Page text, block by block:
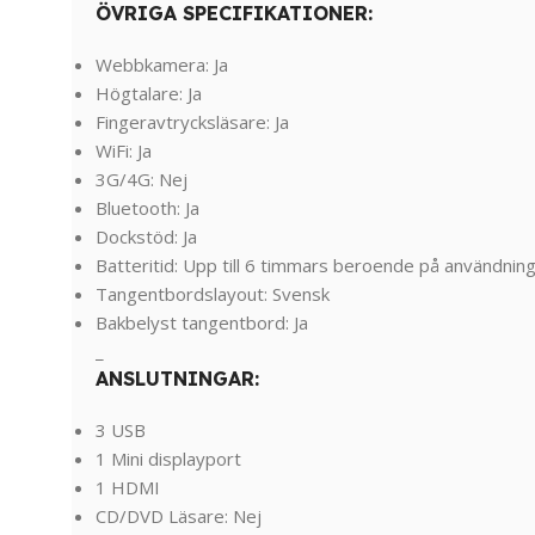
ÖVRIGA SPECIFIKATIONER:
Webbkamera: Ja
Högtalare: Ja
Fingeravtrycksläsare: Ja
WiFi: Ja
3G/4G: Nej
Bluetooth: Ja
Dockstöd: Ja
Batteritid: Upp till 6 timmars beroende på användning
Tangentbordslayout: Svensk
Bakbelyst tangentbord: Ja
ANSLUTNINGAR:
3 USB
1 Mini displayport
1 HDMI
CD/DVD Läsare: Nej